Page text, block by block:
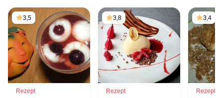
3,5
Rezept
3,8
Rezept
3,4
Rezept